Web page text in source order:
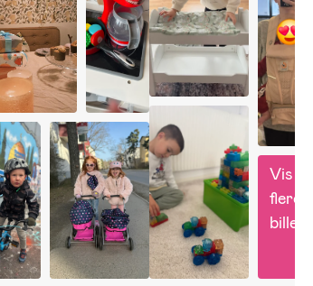
Vis
flere